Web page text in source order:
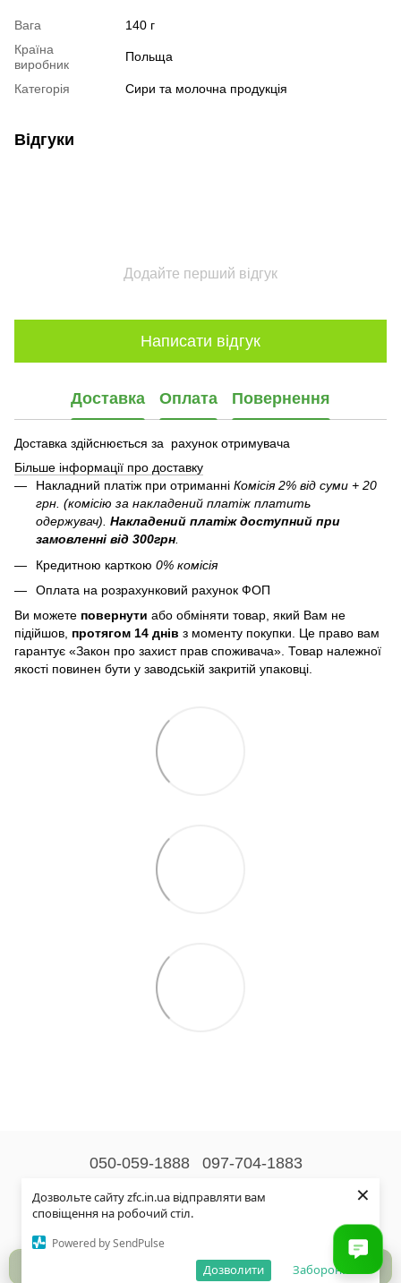
Дозвольте сайту zfc.in.ua відправляти вам
сповіщення на робочий стіл.
Powered by SendPulse
Заборонити
Дозволити
×
Вага
140 г
Країна
виробник
Польща
Категорія Сири та молочна продукція
Відгуки
Додайте перший відгук
Написати відгук
Доставка Оплата Повернення
Доставка здійснюється за рахунок отримувача
Більше інформації про доставку
Накладний платіж при отриманні Комісія 2% від суми + 20
грн. (комісію за накладений платіж платить
одержувач). Накладений платіж доступний при
замовленні від 300грн
Кредитною карткою 0% комісія
Оплата на розрахунковий рахунок ФОП
Ви можете повернути або обміняти товар, який Вам не
підійшов, протягом 14 днів з моменту покупки. Це право вам
гарантує «Закон про захист прав споживача». Товар належної
якості повинен бути у заводській закритій упаковці.
050-059-1888 097-704-1883
Контактна інформація
© 2026